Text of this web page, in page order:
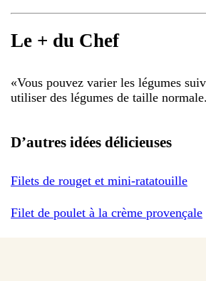
Le + du Chef
«Vous pouvez varier les légumes
utiliser des légumes de taille normale.
D’autres idées délicieuses
Filets de rouget et mini-ratatouille
Filet de poulet à la crème provençale